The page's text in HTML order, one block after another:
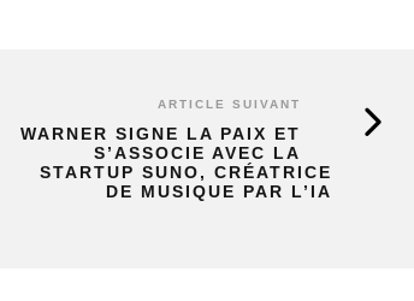
ARTICLE SUIVANT
WARNER SIGNE LA PAIX ET
S’ASSOCIE AVEC LA
STARTUP SUNO, CRÉATRICE
DE MUSIQUE PAR L’IA